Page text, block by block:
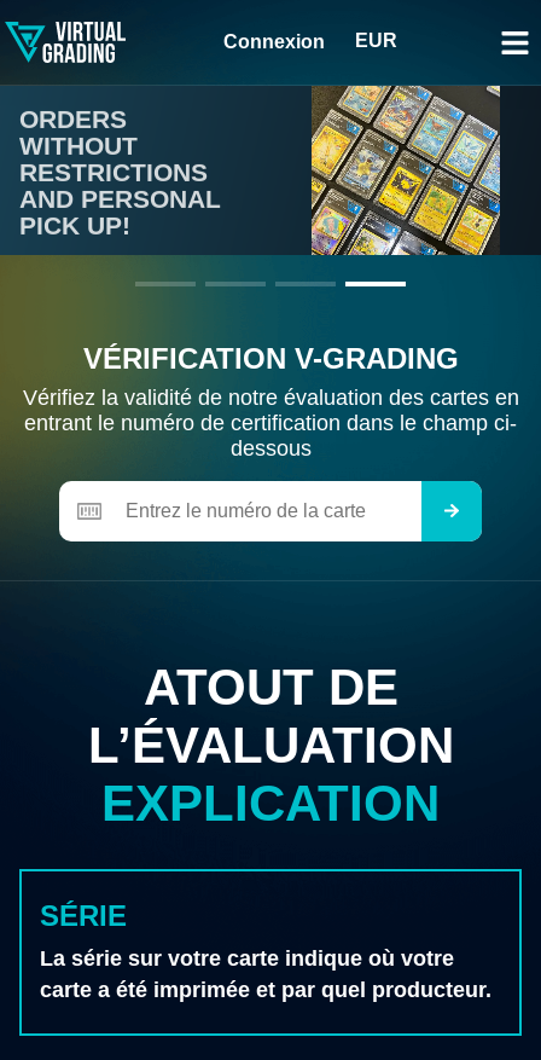
Connexion EUR
EN SAVOIR PLUS
OUVRIR
ORDERS
WITHOUT
RESTRICTIONS
AND PERSONAL
PICK UP!
VÉRIFICATION V-GRADING
Vérifiez la validité de notre évaluation des cartes en
entrant le numéro de certification dans le champ ci-
dessous
ATOUT DE
L’ÉVALUATION
EXPLICATION
SÉRIE
La série sur votre carte indique où votre
carte a été imprimée et par quel producteur.